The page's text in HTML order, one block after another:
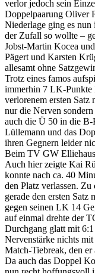
verlor jedoch sein
Doppelpaarung Oliver
Niederlage ging es
der Zufall so wollte –
Jobst-Martin Kocea
Pägert und Karsten
allesamt ohne
Trotz eines famos
immerhin 7 LK-Punkte
verlorenem ersten
nur die Nerven
auch die Ü 50 in die B-
Lüllemann und das
ihren Gegnern leider
Beim TV GW
Auch hier zeigte Kai
konnte nach ca. 40
den Platz verlassen.
gerade den ersten
gegen seinen LK 14
auf einmal drehte der
Durchgang glatt mit
Nervenstärke nichts
Match-Tiebreak, den
Da auch das Doppel